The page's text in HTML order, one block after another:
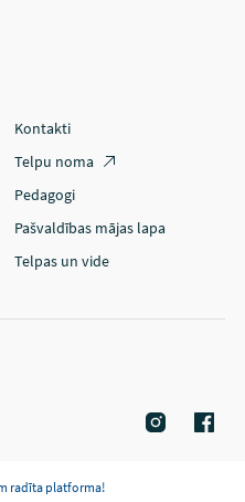
Kontakti
Telpu noma
Pedagogi
Pašvaldības mājas lapa
Telpas un vide
radīta platforma!